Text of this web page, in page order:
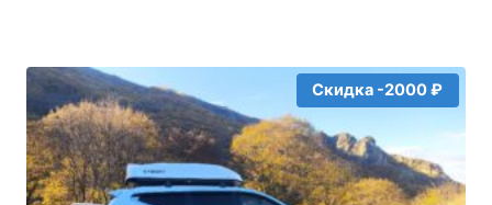
13500₽.Скидка -2000 ₽